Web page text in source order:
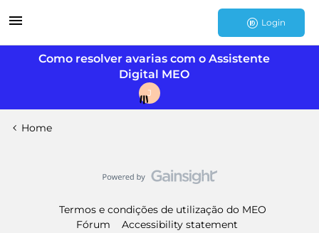
Login
Como resolver avarias com o Assistente
Digital MEO
J
Home
Termos e condições de utilização do MEO
Fórum
Accessibility statement